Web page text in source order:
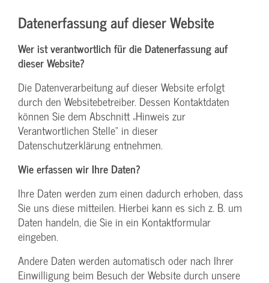
Datenerfassung auf dieser Website
Wer ist verantwortlich für die Datenerfassung auf
dieser Website?
Die Datenverarbeitung auf dieser Website erfolgt
durch den Websitebetreiber. Dessen Kontaktdaten
können Sie dem Abschnitt „Hinweis zur
Verantwortlichen Stelle“ in dieser
Datenschutzerklärung entnehmen.
Wie erfassen wir Ihre Daten?
Ihre Daten werden zum einen dadurch erhoben, dass
Sie uns diese mitteilen. Hierbei kann es sich z. B. um
Daten handeln, die Sie in ein Kontaktformular
eingeben.
Andere Daten werden automatisch oder nach Ihrer
Einwilligung beim Besuch der Website durch unsere